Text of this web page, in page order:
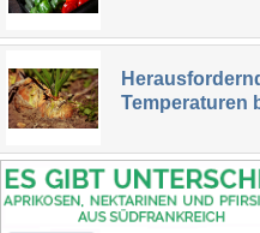
Temperaturen